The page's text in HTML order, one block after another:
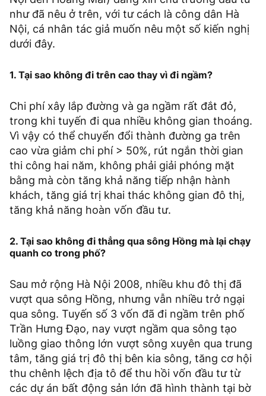
như đã nêu ở trên, với tư cách là công dân Hà
Nội, cá nhân tác giả muốn nêu một số kiến nghị
dưới đây.
1. Tại sao không đi trên cao thay vì đi ngầm?
Chi phí xây lắp đường và ga ngầm rất đắt đỏ,
trong khi tuyến đi qua nhiều không gian thoáng.
Vì vậy có thể chuyển đổi thành đường ga trên
cao vừa giảm chi phí > 50%, rút ngắn thời gian
thi công hai năm, không phải giải phóng mặt
bằng mà còn tăng khả năng tiếp nhận hành
khách, tăng giá trị khai thác không gian đô thị,
tăng khả năng hoàn vốn đầu tư.
2. Tại sao không đi thẳng qua sông Hồng mà lại chạy
quanh co trong phố?
Sau mở rộng Hà Nội 2008, nhiều khu đô thị đã
vượt qua sông Hồng, nhưng vẫn nhiều trở ngại
qua sông. Tuyến số 3 vốn đã đi ngầm trên phố
Trần Hưng Đạo, nay vượt ngầm qua sông tạo
luồng giao thông lớn vượt sông xuyên qua trung
tâm, tăng giá trị đô thị bên kia sông, tăng cơ hội
thu chênh lệch địa tô để thu hồi vốn đầu tư từ
các dự án bất động sản lớn đã hình thành tại bờ